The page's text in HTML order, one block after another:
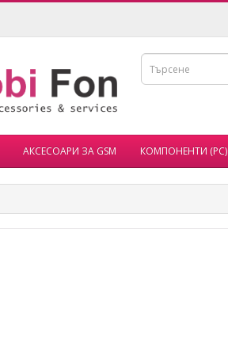
АКСЕСОАРИ ЗА GSM КОМПОНЕНТИ (PC)